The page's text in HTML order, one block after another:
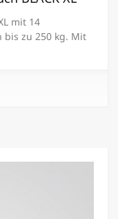
mit 14
zu 250 kg. Mit